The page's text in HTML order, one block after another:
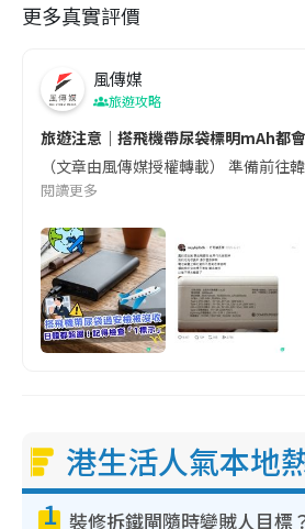
更多真實評價
風傳媒
旅遊攻略
旅遊注意｜搭飛機帶尿袋標明mAh都
（文章由風傳媒授權轉載） 準備前
閱讀更多
港生活人氣本地
1